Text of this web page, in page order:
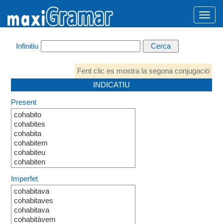
Infinitiu
Fent clic es mostra la segona conjugació
INDICATIU
Present
cohabito
cohabites
cohabita
cohabitem
cohabiteu
cohabiten
Imperfet
cohabitava
cohabitaves
cohabitava
cohabitàvem